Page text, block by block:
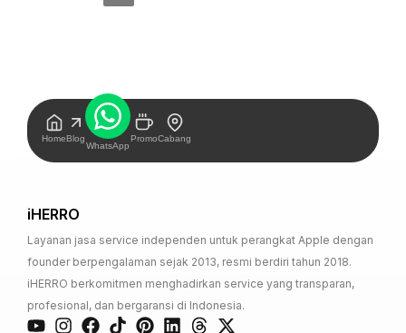
HomeBlog
WhatsApp
PromoCabang
iHERRO
Layanan jasa service independen untuk perangkat Apple dengan
founder berpengalaman sejak 2013, resmi berdiri tahun 2018.
iHERRO berkomitmen menghadirkan service yang transparan,
profesional, dan bergaransi di Indonesia.